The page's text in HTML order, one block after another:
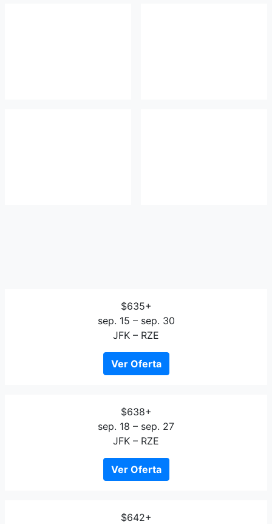
$635+
sep. 15 – sep. 30
JFK – RZE
Ver Oferta
$638+
sep. 18 – sep. 27
JFK – RZE
Ver Oferta
$642+